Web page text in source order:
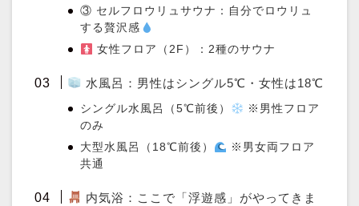
③ セルフロウリュサウナ：自分でロウリュ
する贅沢感
女性フロア（2F）：2種のサウナ
水風呂：男性はシングル5℃・女性は18℃
シングル水風呂（5℃前後）
※男性フロア
のみ
大型水風呂（18℃前後）
※男女両フロア
共通
内気浴：ここで「浮遊感」がやってきま